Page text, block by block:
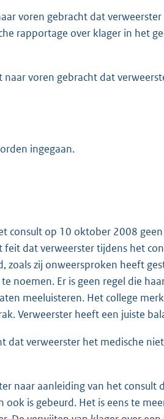
voren gebracht dat
rapportage over klager in het
voren gebracht dat
ingegaan.
consult op 10 oktober 2008
dat verweerster tijdens het
zoals zij onweersproken heeft
noemen. Er is geen regel die
meeluisteren. Het college
Verweerster heeft een juiste
dat verweerster het medische
naar aanleiding van het consult
is gebeurd. Het is eens te